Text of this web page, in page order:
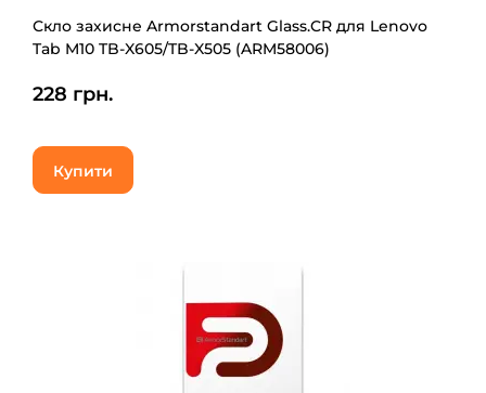
Скло захисне Armorstandart Glass.CR для Lenovo
Tab M10 TB-X605/TB-X505 (ARM58006)
228 грн.
Купити